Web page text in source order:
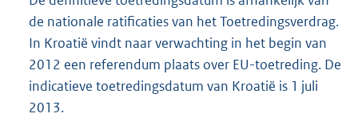
de nationale ratificaties van het Toetredingsverdrag.
In Kroatië vindt naar verwachting in het begin van
2012 een referendum plaats over EU-toetreding. De
indicatieve toetredingsdatum van Kroatië is 1 juli
2013.